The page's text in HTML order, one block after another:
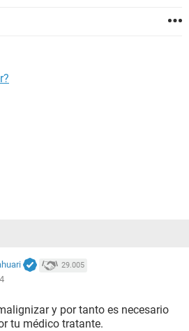
29.005
y por tanto es necesario
tu médico tratante.